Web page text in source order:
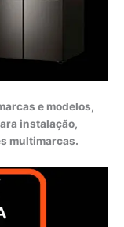
e modelos,
instalação,
multimarcas.